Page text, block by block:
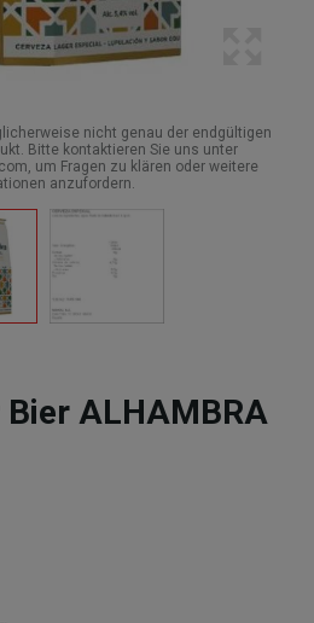
nicht genau der endgültigen
Bitte kontaktieren Sie uns unter
um Fragen zu klären oder weitere
anzufordern.
ALHAMBRA